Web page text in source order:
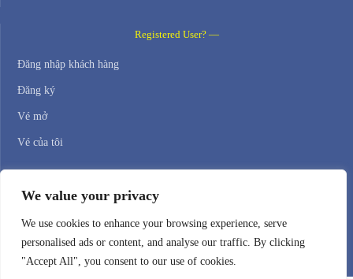
We value your privacy
We use cookies to enhance your browsing experience, serve
personalised ads or content, and analyse our traffic. By clicking
"Accept All", you consent to our use of cookies.
Registered User? —
Đăng nhập khách hàng
Đăng ký
Vé mở
Vé của tôi
Email: support@webhostingzone.org